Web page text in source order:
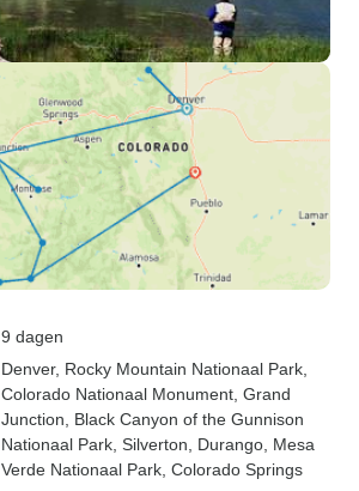
9 dagen
Denver, Rocky Mountain Nationaal Park
Colorado Nationaal Monument , Grand
Junction , Black Canyon of the Gunnison
Nationaal Park , Silverton , Durango , Mesa
Verde Nationaal Park , Colorado Springs